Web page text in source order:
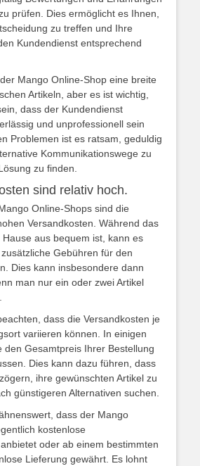
prüfen. Dies ermöglicht es Ihnen,
zu treffen und Ihre
Kundendienst entsprechend
Mango Online-Shop eine breite
Artikeln, aber es ist wichtig,
dass der Kundendienst
und unprofessionell sein
Problemen ist es ratsam, geduldig
Kommunikationswege zu
zu finden.
sind relativ hoch.
Online-Shops sind die
Versandkosten. Während das
aus bequem ist, kann es
Gebühren für den
Dies kann insbesondere dann
man nur ein oder zwei Artikel
dass die Versandkosten je
variieren können. In einigen
den Gesamtpreis Ihrer Bestellung
Dies kann dazu führen, dass
ihre gewünschten Artikel zu
günstigeren Alternativen suchen.
dass der Mango
kostenlose
oder ab einem bestimmten
Lieferung gewährt. Es lohnt